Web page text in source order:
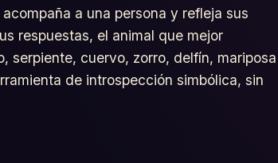
a una persona y refleja sus
respuestas, el animal que mejor
serpiente, cuervo, zorro, delfín, mariposa
de introspección simbólica, sin